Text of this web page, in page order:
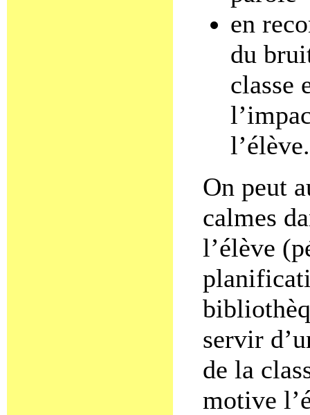
en
du
classe
l’élève.
On peut
calmes
l’élève
servir
de la
motive